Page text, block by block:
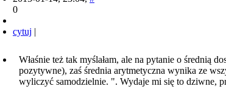
0
cytuj |
Właśnie też tak myślałam, ale na pytanie o średnią
pozytywne), zaś średnia arytmetyczna wynika ze
wyliczyć samodzielnie. ". Wydaje mi się to dziwne,